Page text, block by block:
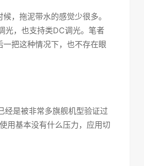
，拖泥带水的感觉少很多。
，也支持类DC调光。笔者
把这种情况下，也不存在眼
是被非常多旗舰机型验证过
用基本没有什么压力，应用切